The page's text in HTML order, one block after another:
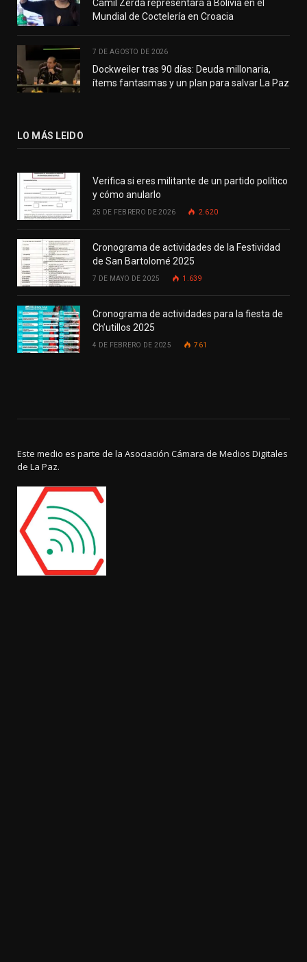
Camil Zerda representará a Bolivia en el
Mundial de Coctelería en Croacia
7 DE AGOSTO DE 2026
Dockweiler tras 90 días: Deuda millonaria,
ítems fantasmas y un plan para salvar La Paz
LO MÁS LEIDO
Verifica si eres militante de un partido político
y cómo anularlo
25 DE FEBRERO DE 2026 2.620
Cronograma de actividades de la Festividad
de San Bartolomé 2025
7 DE MAYO DE 2025 1.639
Cronograma de actividades para la fiesta de
Ch’utillos 2025
4 DE FEBRERO DE 2025 761
Este medio es parte de la Asociación Cámara de Medios Digitales
de La Paz.